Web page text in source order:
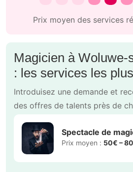
Prix moyen des services
Magicien à Woluwe-
: les services les
Introduisez une demande et
des offres de talents près de
Spectacle de
Prix moyen : 50€ –